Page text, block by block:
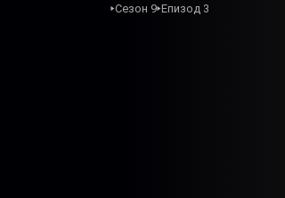
Сезон 9 Епизод 3